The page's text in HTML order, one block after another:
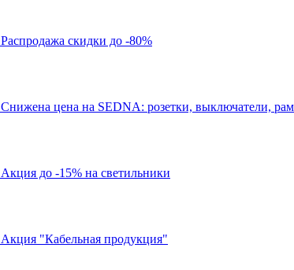
Распродажа скидки до -80%
Cнижена цена на SEDNA: розетки, выключатели,
Акция до -15% на светильники
Акция "Кабельная продукция"